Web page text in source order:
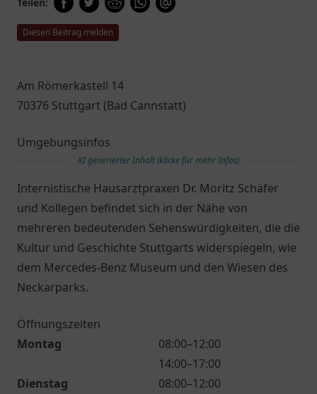
Diesen Beitrag melden
Am Römerkastell 14
70376 Stuttgart (Bad Cannstatt)
Umgebungsinfos
KI generierter Inhalt (klicke für mehr Infos)
Internistische Hausarztpraxen Dr. Moritz Schäfer
und Kollegen befindet sich in der Nähe von
mehreren bedeutenden Sehenswürdigkeiten, die die
Kultur und Geschichte Stuttgarts widerspiegeln, wie
dem Mercedes-Benz Museum und den Wiesen des
Neckarparks.
Öffnungszeiten
Montag
08:00–12:00
14:00–17:00
Dienstag
08:00–12:00